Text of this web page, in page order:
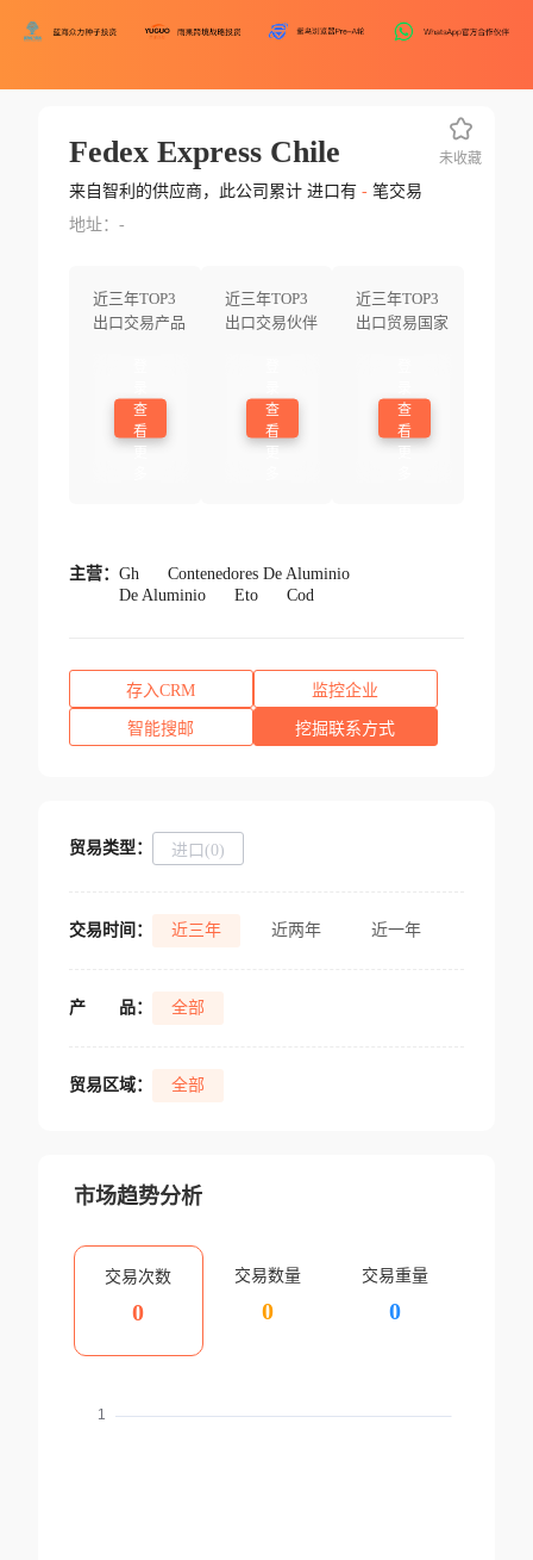
Fedex Express Chile
来自智利的供应商，此公司累计 进口有 -笔交易
地址：-
近三年TOP3
出口交易产品
查
看
近三年TOP3
出口交易伙伴
查
看
近三年TOP3
出口贸易国家
查
看
未收藏
主营： Gh
Contenedores De Aluminio
De Aluminio
Eto Cod
存入CRM 监控企业
智能搜邮 挖掘联系方式
贸易类型： 进口(0)
交易时间： 近三年 近两年 近一年
产 品： 全部
贸易区域： 全部
市场趋势分析
交易次数
0
交易数量
0
交易重量
0